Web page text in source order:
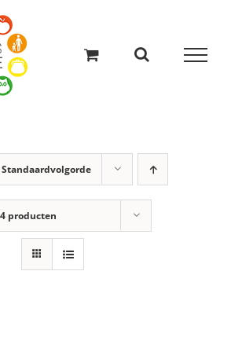
Standaardvolgorde
producten